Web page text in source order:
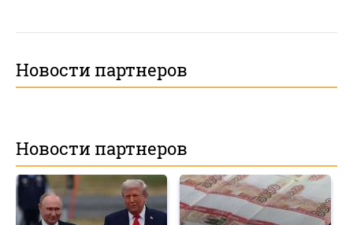
Новости партнеров
Новости партнеров